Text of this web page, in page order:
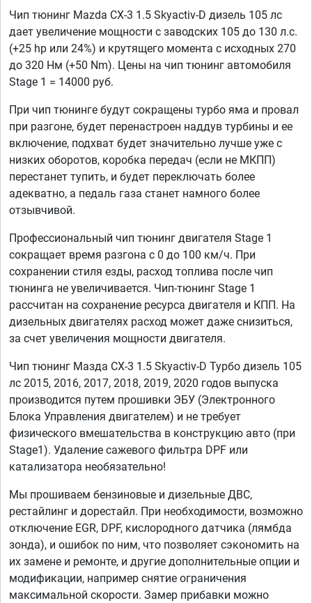
Чип тюнинг Mazda CX-3 1.5 Skyactiv-D дизель 105 лс
дает увеличение мощности с заводских 105 до 130 л.с.
(+25 hp или 24%) и крутящего момента с исходных 270
до 320 Нм (+50 Nm). Цены на чип тюнинг автомобиля
Stage 1 = 14000 руб.
При чип тюнинге будут сокращены турбо яма и провал
при разгоне, будет перенастроен наддув турбины и ее
включение, подхват будет значительно лучше уже с
низких оборотов, коробка передач (если не МКПП)
перестанет тупить, и будет переключать более
адекватно, а педаль газа станет намного более
отзывчивой.
Профессиональный чип тюнинг двигателя Stage 1
сокращает время разгона с 0 до 100 км/ч. При
сохранении стиля езды, расход топлива после чип
тюнинга не увеличивается. Чип-тюнинг Stage 1
рассчитан на сохранение ресурса двигателя и КПП. На
дизельных двигателях расход может даже снизиться,
за счет увеличения мощности двигателя.
Чип тюнинг Мазда СХ-3 1.5 Skyactiv-D Турбо дизель 105
лс 2015, 2016, 2017, 2018, 2019, 2020 годов выпуска
производится путем прошивки ЭБУ (Электронного
Блока Управления двигателем) и не требует
физического вмешательства в конструкцию авто (при
Stage1). Удаление сажевого фильтра DPF или
катализатора необязательно!
Мы прошиваем бензиновые и дизельные ДВС,
рестайлинг и дорестайл. При необходимости, возможно
отключение EGR, DPF, кислородного датчика (лямбда
зонда), и ошибок по ним, что позволяет сэкономить на
их замене и ремонте, и другие дополнительные опции и
модификации, например снятие ограничения
максимальной скорости. Замер прибавки можно